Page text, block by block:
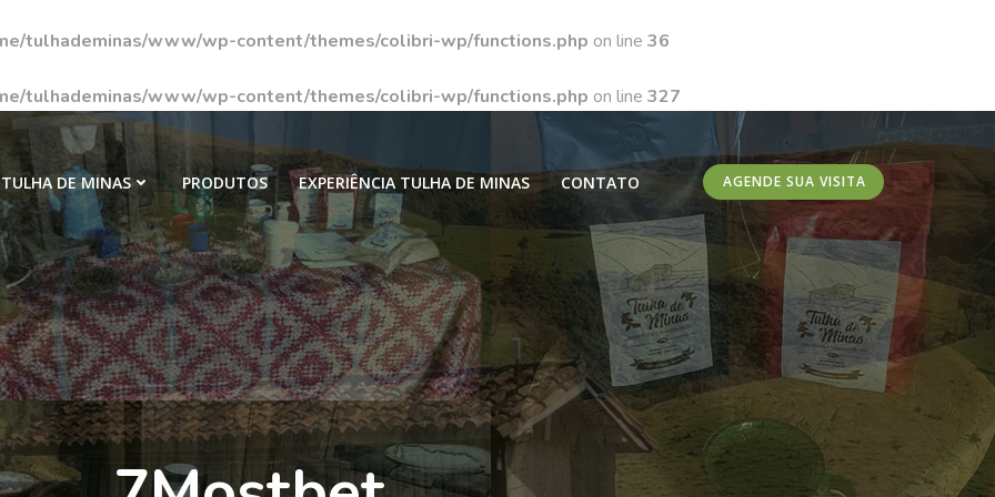
tulhademinas/www/wp-content/themes/colibri-wp/functions.php on line 36
tulhademinas/www/wp-content/themes/colibri-wp/functions.php on line 327
TULHA DE MINAS PRODUTOS EXPERIÊNCIA TULHA DE MINAS CONTATO AGENDE SUA VISITA